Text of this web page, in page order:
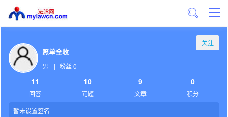
关注
照单全收
男 | 粉丝 0
11
回答
10
问题
9
文章
0
积分
暂未设置签名